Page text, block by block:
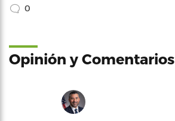
0
Opinión y Comentarios